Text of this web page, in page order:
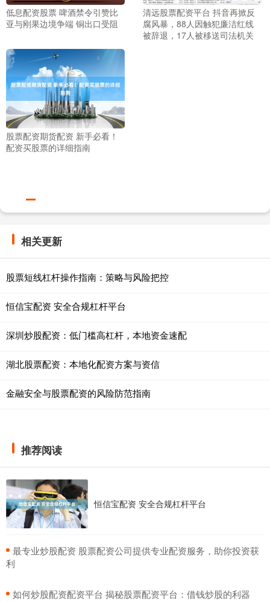
低息配资股票 啤酒禁令引赞比
亚与刚果边境争端 铜出口受阻
清远股票配资平台 抖音再掀反
腐风暴，88人因触犯廉洁红线
被辞退，17人被移送司法机关
股票配资期货配资 新手必看！
配资买股票的详细指南
相关更新
股票短线杠杆操作指南：策略与风险把控
恒信宝配资 安全合规杠杆平台
深圳炒股配资：低门槛高杠杆，本地资金速配
湖北股票配资：本地化配资方案与资信
金融安全与股票配资的风险防范指南
推荐阅读
恒信宝配资 安全合规杠杆平台
​最专业炒股配资 股票配资公司提供专业配资服务，助你投资获
利
​如何炒股配资配资平台 揭秘股票配资平台：借钱炒股的利器